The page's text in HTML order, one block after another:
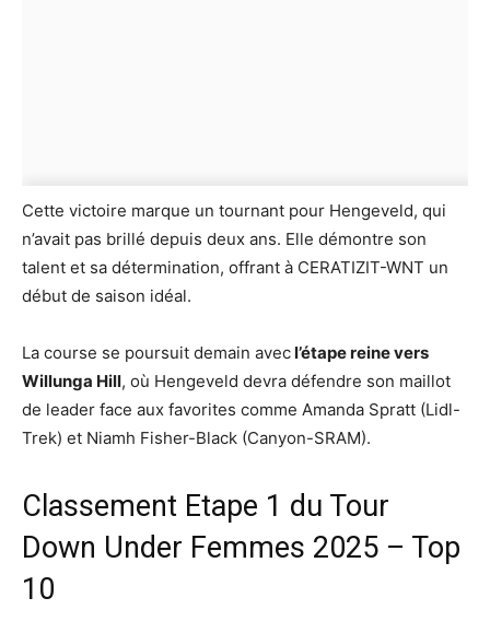
Cette victoire marque un tournant pour Hengeveld, qui
n’avait pas brillé depuis deux ans. Elle démontre son
talent et sa détermination, offrant à CERATIZIT-WNT un
début de saison idéal.
La course se poursuit demain avecl’étape reine vers
Willunga Hill, où Hengeveld devra défendre son maillot
de leader face aux favorites comme Amanda Spratt (Lidl-
Trek) et Niamh Fisher-Black (Canyon-SRAM).
Classement Etape 1 du Tour
Down Under Femmes 2025 – Top
10